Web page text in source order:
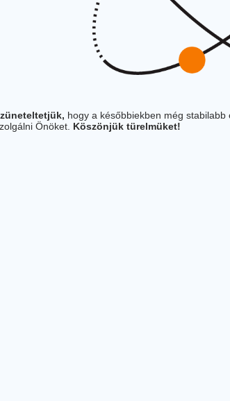
hogy a későbbiekben még stabilabb
Önöket. Köszönjük türelmüket!